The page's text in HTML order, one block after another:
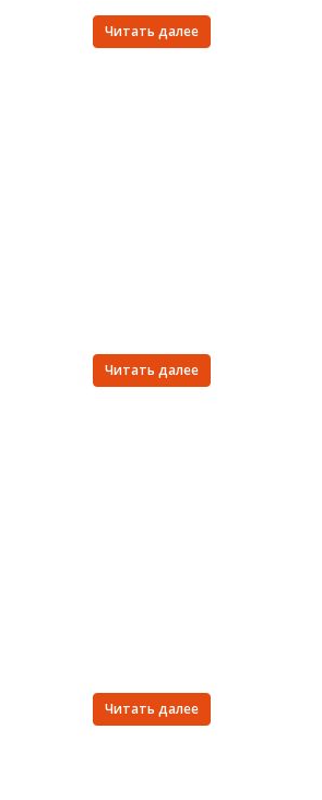
Читать далее
Читать далее
Читать далее